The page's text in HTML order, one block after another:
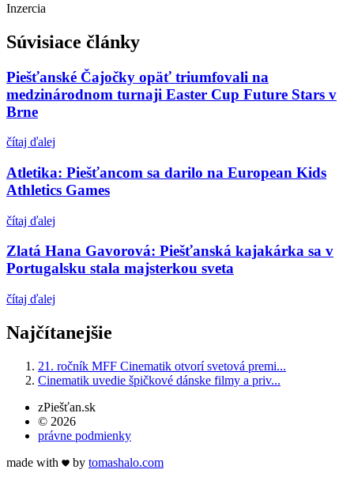
Inzercia
Súvisiace články
Piešťanské Čajočky opäť triumfovali na
medzinárodnom turnaji Easter Cup Future Stars v
Brne
čítaj ďalej
Atletika: Piešťancom sa darilo na European Kids
Athletics Games
čítaj ďalej
Zlatá Hana Gavorová: Piešťanská kajakárka sa v
Portugalsku stala majsterkou sveta
čítaj ďalej
Najčítanejšie
21. ročník MFF Cinematik otvorí svetová premi...
Cinematik uvedie špičkové dánske filmy a priv...
zPiešťan.sk
© 2026
právne podmienky
made with
by tomashalo.com